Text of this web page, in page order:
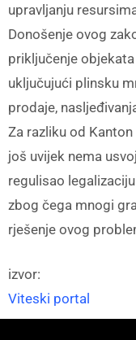
upravljanju
Donošenje ovog
priključenje
uključujući plinsku
prodaje,
Za razliku od
još uvijek nema
regulisao
zbog čega mnogi
rješenje ovog
izvor:
Viteski portal